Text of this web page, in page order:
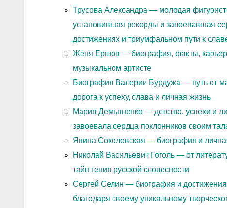
Трусова Александра — молодая
установившая рекорды и завоевавшая
достижениях и триумфальном пути к
Женя Ершов — биография, факты,
музыкальном артисте
Биография Валерии Бурдужа — путь от
дорога к успеху, слава и личная жизнь
Мария Демьяненко — детство, успехи и
завоевала сердца поклонников своим
Янина Соколовская — биография и
Николай Васильевич Гоголь — от
тайн гения русской словесности
Сергей Селин — биография и достижения
благодаря своему уникальному